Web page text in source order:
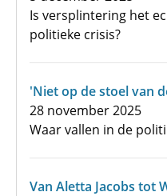
Is versplintering het
politieke crisis?
'Niet op de stoel van
28 november 2025
Waar vallen in de
Van Aletta Jacobs tot